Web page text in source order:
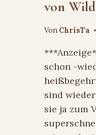
von Wild
Von ChrisTa
schon -
sind
sie ja zum